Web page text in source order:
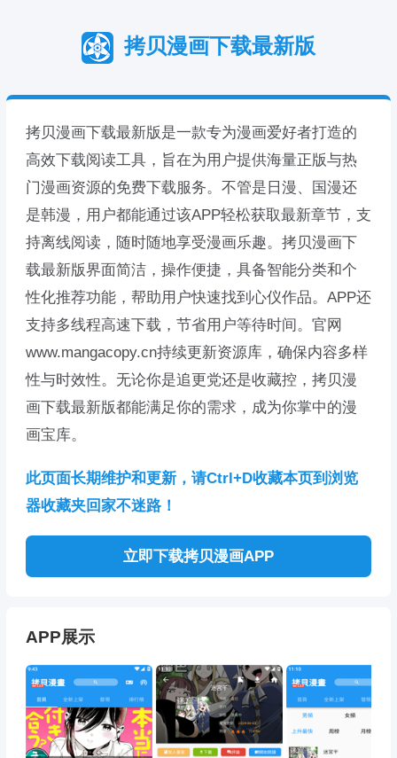
拷贝漫画下载最新版
拷贝漫画下载最新版是一款专为漫画爱好者打造的
高效下载阅读工具，旨在为用户提供海量正版与热
门漫画资源的免费下载服务。不管是日漫、国漫还
是韩漫，用户都能通过该APP轻松获取最新章节，支
持离线阅读，随时随地享受漫画乐趣。拷贝漫画下
载最新版界面简洁，操作便捷，具备智能分类和个
性化推荐功能，帮助用户快速找到心仪作品。APP还
支持多线程高速下载，节省用户等待时间。官网
www.mangacopy.cn持续更新资源库，确保内容多样
性与时效性。无论你是追更党还是收藏控，拷贝漫
画下载最新版都能满足你的需求，成为你掌中的漫
画宝库。
此页面长期维护和更新，请Ctrl+D收藏本页到浏览
器收藏夹回家不迷路！
立即下载拷贝漫画APP
APP展示